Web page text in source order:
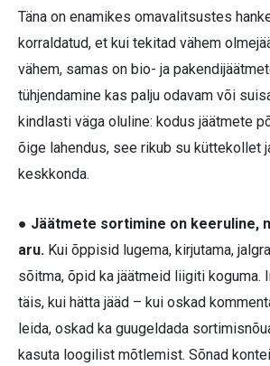
Täna on enamikes omavalitsustes
korraldatud, et kui tekitad vähem
vähem, samas on bio- ja
tühjendamine kas palju odavam või
kindlasti väga oluline: kodus jäätmete
õige lahendus, see rikub su küttekollet
keskkonda.
● Jäätmete sortimine on keeruline,
aru. Kui õppisid lugema, kirjutama,
sõitma, õpid ka jäätmeid liigiti koguma.
täis, kui hätta jääd – kui oskad
leida, oskad ka guugeldada
kasuta loogilist mõtlemist. Sõnad